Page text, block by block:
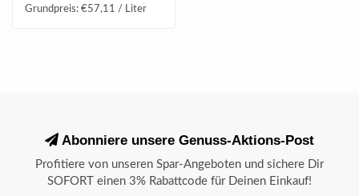
Grundpreis: €57,11 / Liter
Abonniere unsere Genuss-Aktions-Post
Profitiere von unseren Spar-Angeboten und sichere Dir
SOFORT einen 3% Rabattcode für Deinen Einkauf!